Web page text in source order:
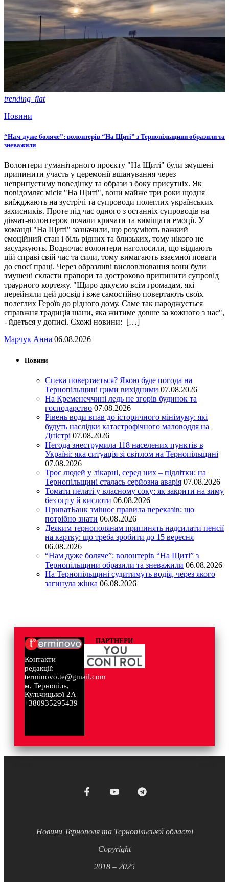
trending_flat
Новини
“Нам дуже боляче”: волонтерів “На Щиті” з Тернопільщини образили та
зневажили
Волонтери гуманітарного проєкту "На Щиті" були змушені
припинити участь у церемонії вшанування через
неприпустиму поведінку та образи з боку присутніх. Як
повідомляє місія "На Щиті", вони майже три роки щодня
виїжджають на зустрічі та супроводи полеглих українських
захисників. Проте під час одного з останніх супроводів на
дівчат-волонтерок почали кричати та виміщати емоції. У
команді "На Щиті" зазначили, що розуміють важкий
емоційний стан і біль рідних та близьких, тому нікого не
засуджують. Водночас волонтери наголосили, що віддають
цій справі свій час та сили, тому вимагають взаємної поваги
до своєї праці. Через образливі висловлювання вони були
змушені скласти прапори та достроково припинити супровід
траурного кортежу. "Щиро дякуємо всім громадам, які
перейняли цей досвід і вже самостійно повертають своїх
полеглих Героїв до рідного дому. Саме так народжується
справжня традиція шани, яка житиме довше за кожного з нас",
- йдеться у дописі. Схожі новини: […]
Марчук Анна 06.08.2026
Новини
Спека повертається? Якою буде погода на
Тернопільщині цими вихідними 07.08.2026
На Кременеччині ледь не згорів будинок та
господарство 07.08.2026
Рівень води впав до історичного мінімуму: які
будуть наслідки катастрофічного маловоддя на
Дністрі 07.08.2026
Негода знеструмила 118 населених пунктів в
Україні: яка ситуація зі світлом на Тернопільщині
07.08.2026
Троє людей у лікарні, серед них – підлітки: на
Тернопільщині сталась серйозна аварія 07.08.2026
Томати пелаті у власному соку: як закрити на зиму
без оцту й кислоти 06.08.2026
ПриватБанк змінює правила переказів: що
потрібно знати 06.08.2026
Деяким тернополянам припинять надсилати пенсії
на картку: що треба зробити до 15 вересня
06.08.2026
“Нам дуже боляче”: волонтерів “На Щиті” з
Тернопільщини образили та зневажили 06.08.2026
На Тернопільщині судитимуть водія, через якого
загинула жінка 06.08.2026
Контакти
редакції:
terminovo.te@gmail.com
м. Тернопіль,
Кульчицької 2А
+380935295439
ПАРТНЕРИ
Новини Тернополя та Тернопільської області
Copyright
2018 – 2025